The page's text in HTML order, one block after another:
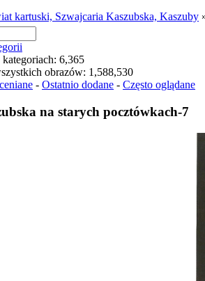
kartuski, Szwajcaria Kaszubska, Kaszuby
6,365
obrazów: 1,588,530
- Ostatnio dodane - Często oglądane
na starych pocztówkach-7